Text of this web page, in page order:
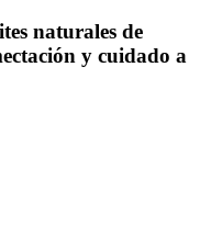
naturales de
y cuidado a